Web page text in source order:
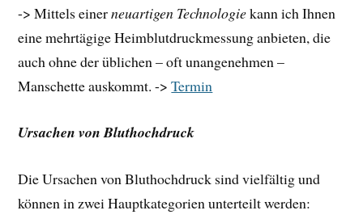
-> Mittels einerneuartigen Technologiekann ich Ihnen
eine mehrtägige Heimblutdruckmessung anbieten, die
auch ohne der üblichen – oft unangenehmen –
Manschette auskommt. ->Termin
Ursachen von Bluthochdruck
Die Ursachen von Bluthochdruck sind vielfältig und
können in zwei Hauptkategorien unterteilt werden: